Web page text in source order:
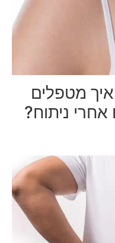
מטפלים
אחרי ניתוח?